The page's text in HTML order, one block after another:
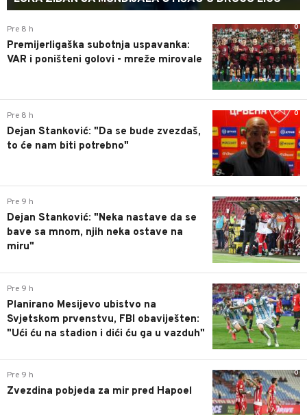
0
Pre 8 h
Premijerligaška subotnja uspavanka:
VAR i poništeni golovi - mreže mirovale
0
Pre 8 h
Dejan Stanković: "Da se bude zvezdaš,
to će nam biti potrebno"
0
Pre 9 h
Dejan Stanković: "Neka nastave da se
bave sa mnom, njih neka ostave na
miru"
0
Pre 9 h
Planirano Mesijevo ubistvo na
Svjetskom prvenstvu, FBI obaviješten:
"Ući ću na stadion i dići ću ga u vazduh"
0
Pre 9 h
Zvezdina pobjeda za mir pred Hapoel